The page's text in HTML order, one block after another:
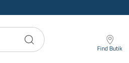
Find Butik